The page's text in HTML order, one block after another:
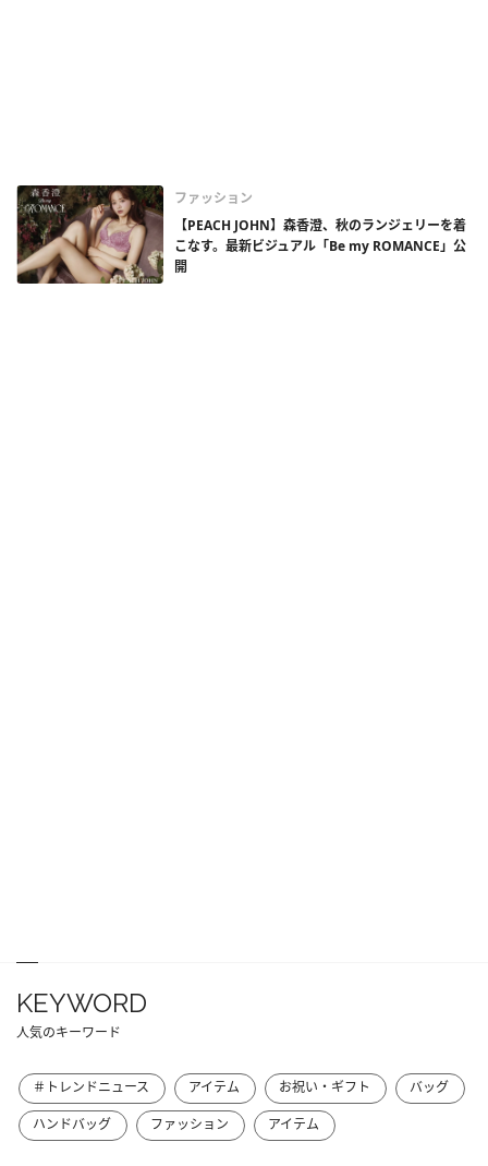
ファッション
【PEACH JOHN】森香澄、秋のランジェリーを着
こなす。最新ビジュアル「Be my ROMANCE」公
開
KEYWORD
人気のキーワード
＃トレンドニュース アイテム お祝い・ギフト
バッグ
ハンドバッグ
ファッション アイテム